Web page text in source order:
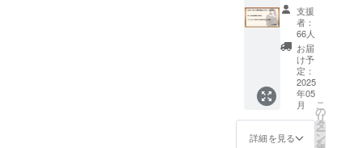
リー ※
セット
価格に
て、上
記全て
のコー
スへの
加入
（計
90,000
円）よ
限定追
加ボイ
スプラ
ン
（5,000
円） ■
クラウ
ドファ
ンディ
ング限
定追加
支援
者：
66人
お届
け予
定：
2025
年05
月
詳細を見る
こ
の
リ
タ
ー
ン
を